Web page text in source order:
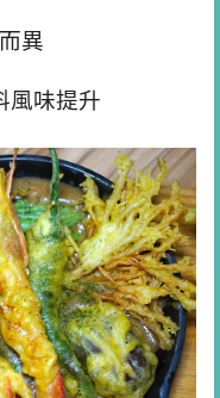
異
風味提升